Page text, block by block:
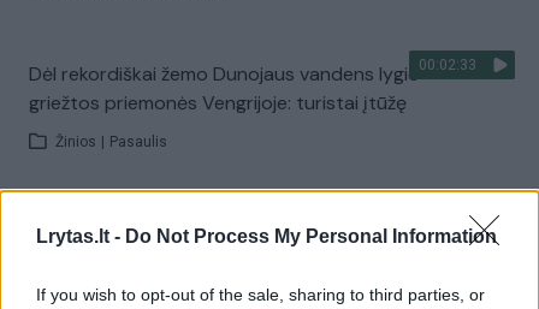
Lrytas.lt - Do Not Process My Personal Information
If you wish to opt-out of the sale, sharing to third parties, or
00:02:33
Dėl rekordiškai žemo Dunojaus vandens lygio –
griežtos priemonės Vengrijoje: turistai įtūžę
Žinios Pasaulis
00:04:00
Kuprines pasvėrę specialistai įspėja apie pavojingą
įprotį: tą daro daugiau nei pusė pradinukų
Žinios | Lietuvos diena